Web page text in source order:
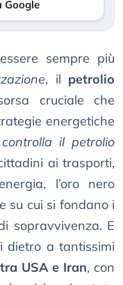
Google
sempre più
, il petrolio
cruciale che
energetiche
il petrolio
ai trasporti,
l’oro nero
su cui si fondano i
sopravvivenza. E
dietro a tantissimi
USA e Iran, con